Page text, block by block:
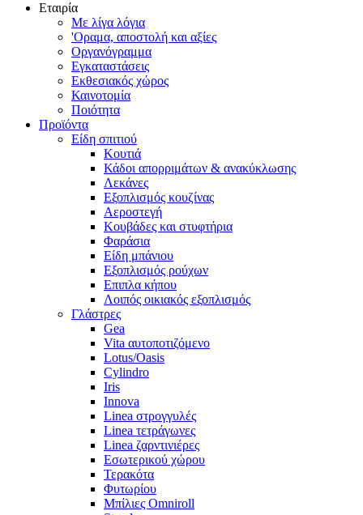
Εταιρία
Με λίγα λόγια
'Οραμα, αποστολή και αξίες
Οργανόγραμμα
Εγκαταστάσεις
Εκθεσιακός χώρος
Καινοτομία
Ποιότητα
Προϊόντα
Είδη σπιτιού
Κουτιά
Κάδοι απορριμάτων & ανακύκλωσης
Λεκάνες
Εξοπλισμός κουζίνας
Αεροστεγή
Κουβάδες και στυφτήρια
Φαράσια
Είδη μπάνιου
Εξοπλισμός ρούχων
Επιπλα κήπου
Λοιπός οικιακός εξοπλισμός
Γλάστρες
Gea
Vita αυτοποτιζόμενο
Lotus/Oasis
Cylindro
Iris
Innova
Linea στρογγυλές
Linea τετράγωνες
Linea ζαρντινιέρες
Εσωτερικού χώρου
Τερακότα
Φυτωρίου
Μπίλιες Omniroll